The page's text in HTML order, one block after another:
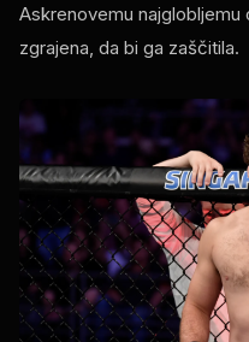
Askrenovemu
zgrajena, da bi ga zaščitila.